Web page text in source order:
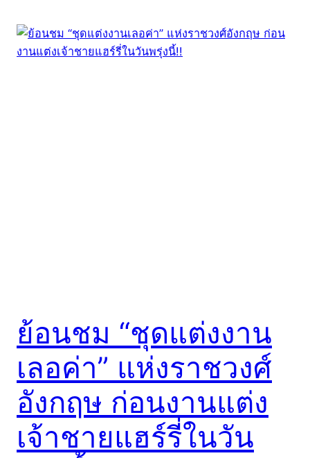
ย้อนชม “ชุดแต่งงาน
เลอค่า” แห่งราชวงศ์
อังกฤษ ก่อนงานแต่ง
เจ้าชายแฮร์รี่ในวัน